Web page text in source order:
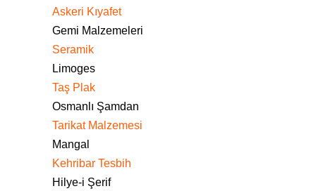
Askeri Kıyafet
Gemi Malzemeleri
Seramik
Limoges
Taş Plak
Osmanlı Şamdan
Tarikat Malzemesi
Mangal
Kehribar Tesbih
Hilye-i Şerif